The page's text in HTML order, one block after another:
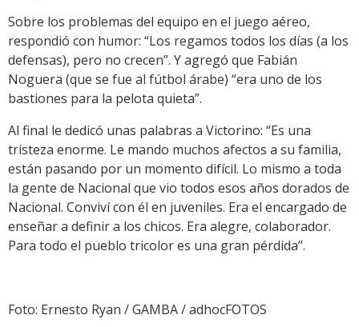
Sobre los problemas del equipo en el juego aéreo,
respondió con humor: “Los regamos todos los días (a los
defensas), pero no crecen”. Y agregó que Fabián
Noguera (que se fue al fútbol árabe) “era uno de los
bastiones para la pelota quieta”.
Al final le dedicó unas palabras a Victorino: “Es una
tristeza enorme. Le mando muchos afectos a su familia,
están pasando por un momento difícil. Lo mismo a toda
la gente de Nacional que vio todos esos años dorados de
Nacional. Conviví con él en juveniles. Era el encargado de
enseñar a definir a los chicos. Era alegre, colaborador.
Para todo el pueblo tricolor es una gran pérdida”.
Foto: Ernesto Ryan / GAMBA / adhocFOTOS